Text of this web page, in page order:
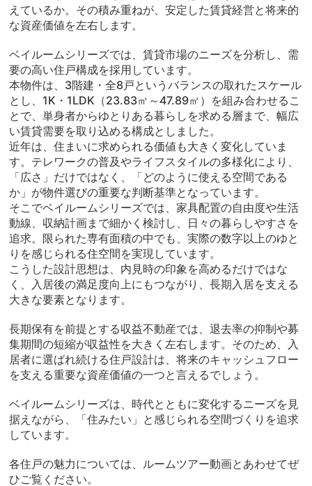
えているか。その積み重ねが、安定した賃貸経営と将来的
な資産価値を左右します。
ベイルームシリーズでは、賃貸市場のニーズを分析し、需
要の高い住戸構成を採用しています。
本物件は、3階建・全8戸というバランスの取れたスケール
とし、1K・1LDK（23.83㎡～47.89㎡）を組み合わせるこ
とで、単身者からゆとりある暮らしを求める層まで、幅広
い賃貸需要を取り込める構成としました。
近年は、住まいに求められる価値も大きく変化していま
す。テレワークの普及やライフスタイルの多様化により、
「広さ」だけではなく、「どのように使える空間である
か」が物件選びの重要な判断基準となっています。
そこでベイルームシリーズでは、家具配置の自由度や生活
動線、収納計画まで細かく検討し、日々の暮らしやすさを
追求。限られた専有面積の中でも、実際の数字以上のゆと
りを感じられる住空間を実現しています。
こうした設計思想は、内見時の印象を高めるだけではな
く、入居後の満足度向上にもつながり、長期入居を支える
大きな要素となります。
長期保有を前提とする収益不動産では、退去率の抑制や募
集期間の短縮が収益性を大きく左右します。そのため、入
居者に選ばれ続ける住戸設計は、将来のキャッシュフロー
を支える重要な資産価値の一つと言えるでしょう。
ベイルームシリーズは、時代とともに変化するニーズを見
据えながら、「住みたい」と感じられる空間づくりを追求
しています。
各住戸の魅力については、ルームツアー動画とあわせてぜ
ひご覧ください。